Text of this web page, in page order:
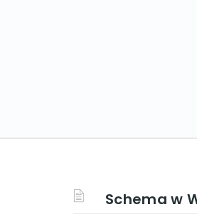
Schema w